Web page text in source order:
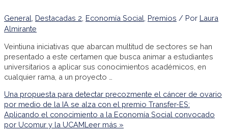
General Destacadas 2 Economía Social Premios / Por Laura
Almirante
Veintiuna iniciativas que abarcan multitud de sectores se han
presentado a este certamen que busca animar a estudiantes
universitarios a aplicar sus conocimientos académicos, en
cualquier rama, a un proyecto …
Una propuesta para detectar precozmente el cáncer de ovario
por medio de la IA se alza con el premio Transfer-ES:
Aplicando el conocimiento a la Economía Social convocado
por Ucomur y la UCAMLeer más »